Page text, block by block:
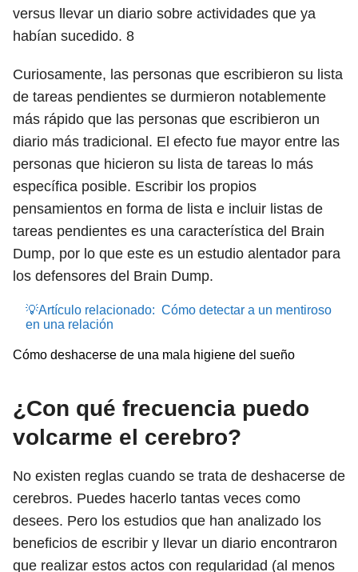
versus llevar un diario sobre actividades que ya
habían sucedido. 8
Curiosamente, las personas que escribieron su lista
de tareas pendientes se durmieron notablemente
más rápido que las personas que escribieron un
diario más tradicional. El efecto fue mayor entre las
personas que hicieron su lista de tareas lo más
específica posible. Escribir los propios
pensamientos en forma de lista e incluir listas de
tareas pendientes es una característica del Brain
Dump, por lo que este es un estudio alentador para
los defensores del Brain Dump.
💡Artículo relacionado: Cómo detectar a un mentiroso
en una relación
Cómo deshacerse de una mala higiene del sueño
¿Con qué frecuencia puedo
volcarme el cerebro?
No existen reglas cuando se trata de deshacerse de
cerebros. Puedes hacerlo tantas veces como
desees. Pero los estudios que han analizado los
beneficios de escribir y llevar un diario encontraron
que realizar estos actos con regularidad (al menos